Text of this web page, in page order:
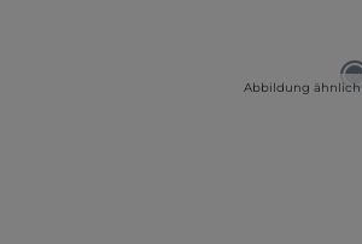
Abbildung ähnlich